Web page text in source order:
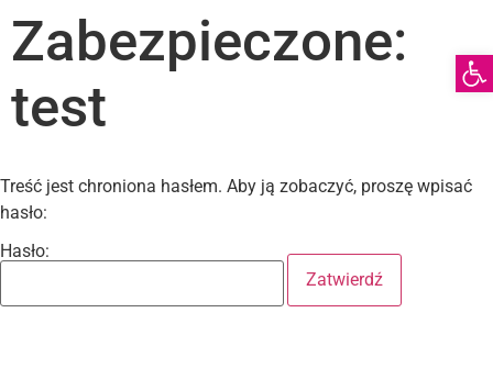
Otwórz
Zabezpieczone:
test
Treść jest chroniona hasłem. Aby ją zobaczyć, proszę wpisać
hasło:
Hasło: